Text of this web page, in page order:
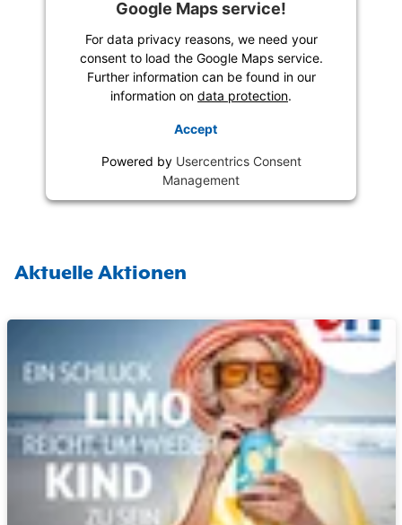
Google Maps service!
For data privacy reasons, we need your
consent to load the Google Maps service.
Further information can be found in our
information on data protection.
Accept
Powered by Usercentrics Consent
Management
Aktuelle Aktionen